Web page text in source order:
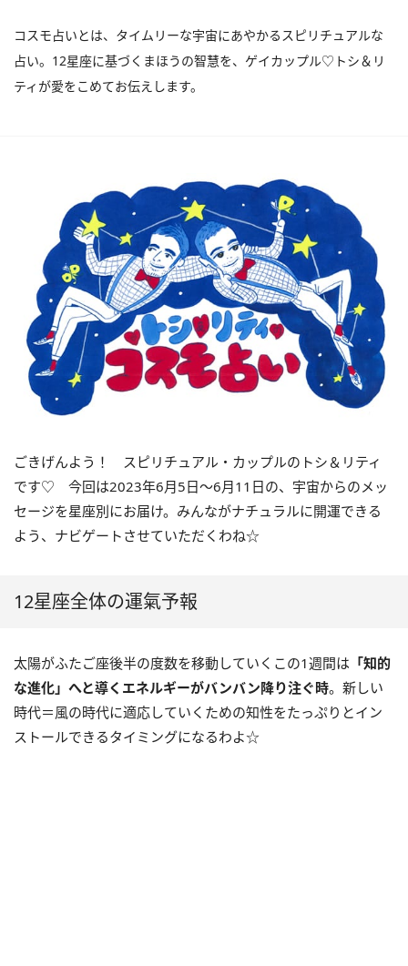
コスモ占いとは、タイムリーな宇宙にあやかるスピリチュアルな
占い。12星座に基づくまほうの智慧を、ゲイカップル♡トシ＆リ
ティが愛をこめてお伝えします。
ごきげんよう！ スピリチュアル・カップルのトシ＆リティ
です♡ 今回は2023年6月5日〜6月11日の、宇宙からのメッ
セージを星座別にお届け。みんながナチュラルに開運できる
よう、ナビゲートさせていただくわね☆
12星座全体の運氣予報
太陽がふたご座後半の度数を移動していくこの1週間は 「知的
な進化」へと導くエネルギーがバンバン降り注ぐ時。新しい
時代＝風の時代に適応していくための知性をたっぷりとイン
ストールできるタイミングになるわよ☆